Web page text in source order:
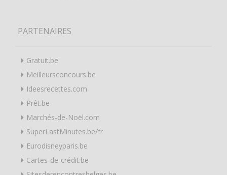
PARTENAIRES
Gratuit.be
Meilleursconcours.be
Ideesrecettes.com
Prêt.be
Marchés-de-Noël.com
SuperLastMinutes.be/fr
Eurodisneyparis.be
Cartes-de-crédit.be